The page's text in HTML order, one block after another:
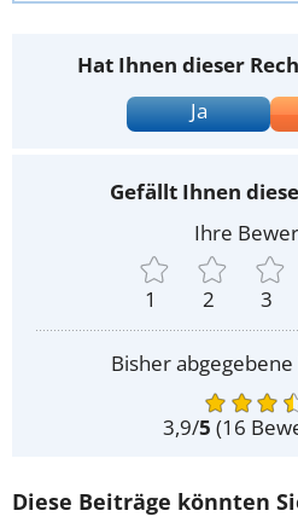
Hat Ihnen dieser
Ja
Gefällt Ihnen
Ihre
1 2 3
Bisher
3,9/5 (16
Diese Beiträge könnten